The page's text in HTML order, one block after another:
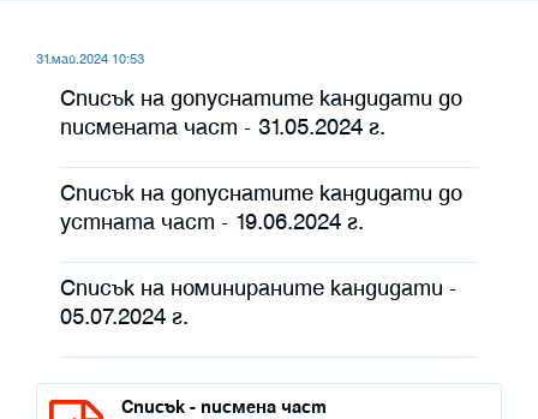
31.май.2024 10:53
Списък на допуснатите кандидати до
писмената част - 31.05.2024 г.
Списък на допуснатите кандидати до
устната част - 19.06.2024 г.
Списък на номинираните кандидати -
05.07.2024 г.
Списък - писмена част